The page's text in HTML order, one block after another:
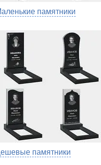
памятники
памятники